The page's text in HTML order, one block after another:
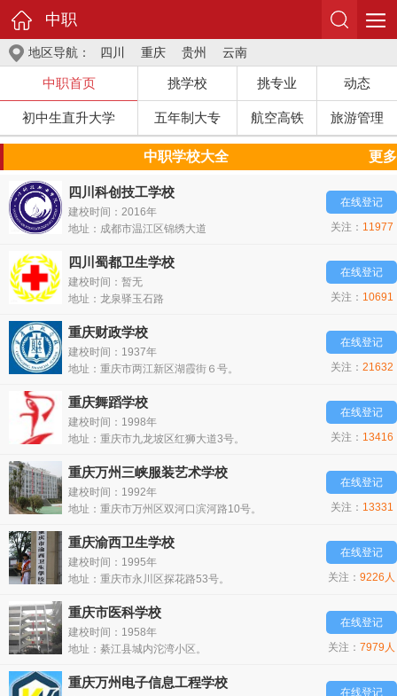
中职
地区导航： 四川 重庆 贵州 云南
中职首页 挑学校 挑专业 动态
初中生直升大学 五年制大专 航空高铁 旅游管理
中职学校大全 更多
四川科创技工学校
建校时间：2016年
地址：成都市温江区锦绣大道
在线登记
关注： 11977
四川蜀都卫生学校
建校时间：暂无
地址：龙泉驿玉石路
在线登记
关注： 10691
重庆财政学校
建校时间：1937年
地址：重庆市两江新区湖霞街６号。
在线登记
关注： 21632
重庆舞蹈学校
建校时间：1998年
地址：重庆市九龙坡区红狮大道3号。
在线登记
关注： 13416
重庆万州三峡服装艺术学校
建校时间：1992年
地址：重庆市万州区双河口滨河路10号。
在线登记
关注： 13331
重庆渝西卫生学校
建校时间：1995年
地址：重庆市永川区探花路53号。
在线登记
关注： 9226人
重庆市医科学校
建校时间：1958年
地址：綦江县城内沱湾小区。
在线登记
关注： 7979人
重庆万州电子信息工程学校
在线登记